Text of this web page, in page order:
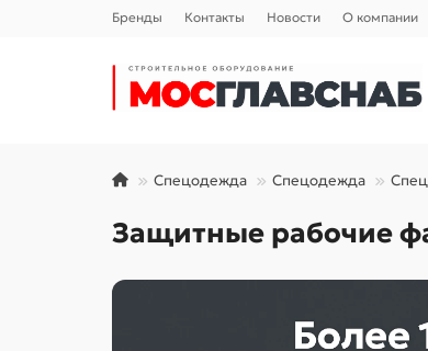
Бренды Контакты Новости О компании
Спецодежда Спецодежда
Защитные рабочие